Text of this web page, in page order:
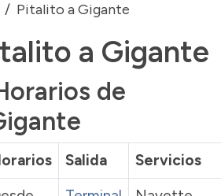
Pitalito a Gigante
a Gigante
de
Salida
Servicios